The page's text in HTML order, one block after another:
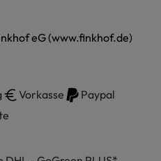
eG (www.finkhof.de)
Vorkasse
Paypal